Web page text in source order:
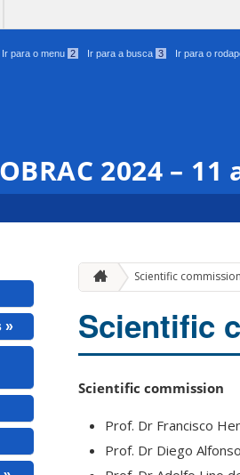
Ir para o menu 2 Ir para a busca 3 Ir para o
2024 –
»
Scientific commission
Scientific
Scientific commission
Prof. Dr Francisco
Prof. Dr Diego